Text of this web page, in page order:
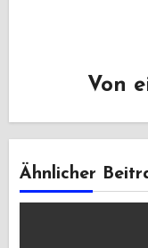
Von
Ähnlicher